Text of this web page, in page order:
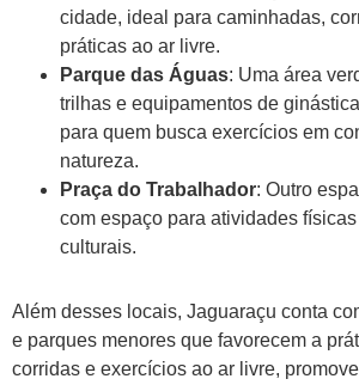
cidade, ideal para caminhadas,
práticas ao ar livre.
Parque das Águas: Uma área
trilhas e equipamentos de
para quem busca exercícios em
natureza.
Praça do Trabalhador: Outro
com espaço para atividades
culturais.
Além desses locais, Jaguaraçu conta
e parques menores que favorecem a
corridas e exercícios ao ar livre,